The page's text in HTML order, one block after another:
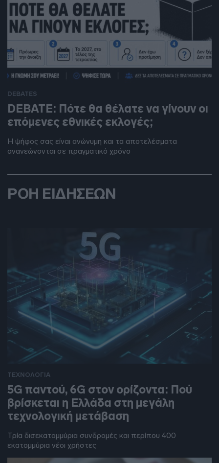
DEBATES
DEBATE: Πότε θα θέλατε να γίνουν οι
επόμενες εθνικές εκλογές;
Η ψήφος σας είναι ανώνυμη και τα αποτελέσματα
ανανεώνονται σε πραγματικό χρόνο
ΡΟΗ ΕΙΔΗΣΕΩΝ
ΤΕΧΝΟΛΟΓΙΑ
5G παντού, 6G στον ορίζοντα: Πού
βρίσκεται η Ελλάδα στη μεγάλη
τεχνολογική μετάβαση
Τρία δισεκατομμύρια συνδρομές και περίπου 400
εκατομμύρια νέοι χρήστες